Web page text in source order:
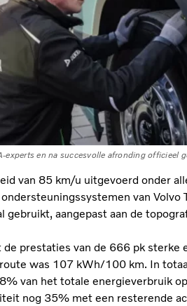
en na succesvolle afronding officieel
van 85 km/u uitgevoerd onder
van Volvo
aangepast aan de
prestaties van de 666 pk sterke
was 107 kWh/100 km. In
van het totale energieverbruik
nog 35% met een resterende